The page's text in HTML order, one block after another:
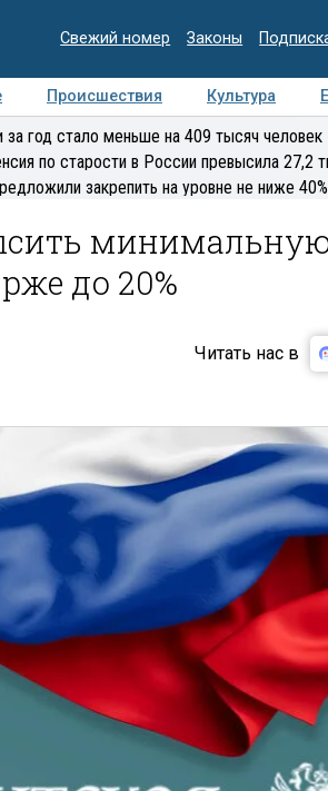
Свежий номер Законы
Происшествия Культура
Медиацентр Интервью
год стало меньше на 409 тысяч человек
по старости в России превысила 27,2
закрепить на уровне не ниже
до 20%
Читать нас в